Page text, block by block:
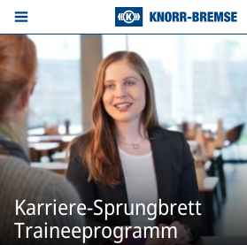
Karriere-Sprungbrett
Traineeprogramm